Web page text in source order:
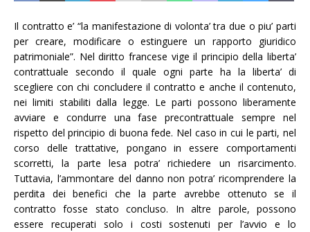
Il contratto e’ “la manifestazione di volonta’ tra due o piu’ parti
per creare, modificare o estinguere un rapporto giuridico
patrimoniale”. Nel diritto francese vige il principio della liberta’
contrattuale secondo il quale ogni parte ha la liberta’ di
scegliere con chi concludere il contratto e anche il contenuto,
nei limiti stabiliti dalla legge. Le parti possono liberamente
avviare e condurre una fase precontrattuale sempre nel
rispetto del principio di buona fede. Nel caso in cui le parti, nel
corso delle trattative, pongano in essere comportamenti
scorretti, la parte lesa potra’ richiedere un risarcimento.
Tuttavia, l’ammontare del danno non potra’ ricomprendere la
perdita dei benefici che la parte avrebbe ottenuto se il
contratto fosse stato concluso. In altre parole, possono
essere recuperati solo i costi sostenuti per l’avvio e lo